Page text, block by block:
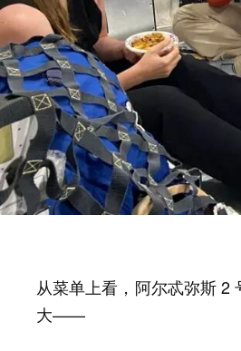
从菜单上看，阿尔忒弥斯 2
大——